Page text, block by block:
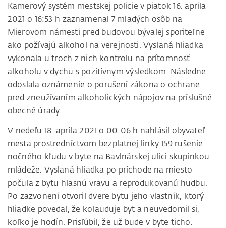
Kamerový systém mestskej polície v piatok 16. apríla
2021 o 16:53 h zaznamenal 7 mladých osôb na
Mierovom námestí pred budovou bývalej sporiteľne
ako požívajú alkohol na verejnosti. Vyslaná hliadka
vykonala u troch z nich kontrolu na prítomnosť
alkoholu v dychu s pozitívnym výsledkom. Následne
odoslala oznámenie o porušení zákona o ochrane
pred zneužívaním alkoholických nápojov na príslušné
obecné úrady.
V nedeľu 18. apríla 2021 o 00:06 h nahlásil obyvateľ
mesta prostredníctvom bezplatnej linky 159 rušenie
nočného kľudu v byte na Bavlnárskej ulici skupinkou
mládeže. Vyslaná hliadka po príchode na miesto
počula z bytu hlasnú vravu a reprodukovanú hudbu.
Po zazvonení otvoril dvere bytu jeho vlastník, ktorý
hliadke povedal, že kolauduje byt a neuvedomil si,
koľko je hodín. Prisľúbil, že už bude v byte ticho.